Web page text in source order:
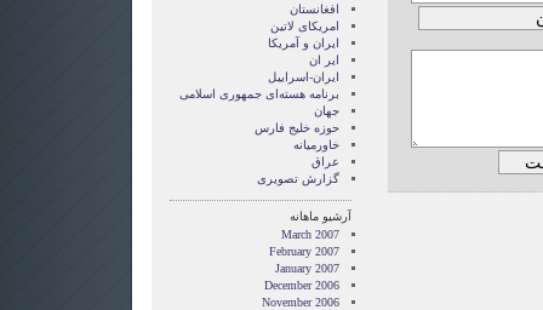
افغانستان
امریکای لاتین
ايران و آمريکا
ایر ان
ایران-اسراییل
برنامه هسته‌ای جمهوری اسلامی
جهان
حوزه خلیج فارس
خاورمیانه
عراق
گزارش تصويری
آرشیو ماهانه
March 2007
February 2007
January 2007
December 2006
November 2006